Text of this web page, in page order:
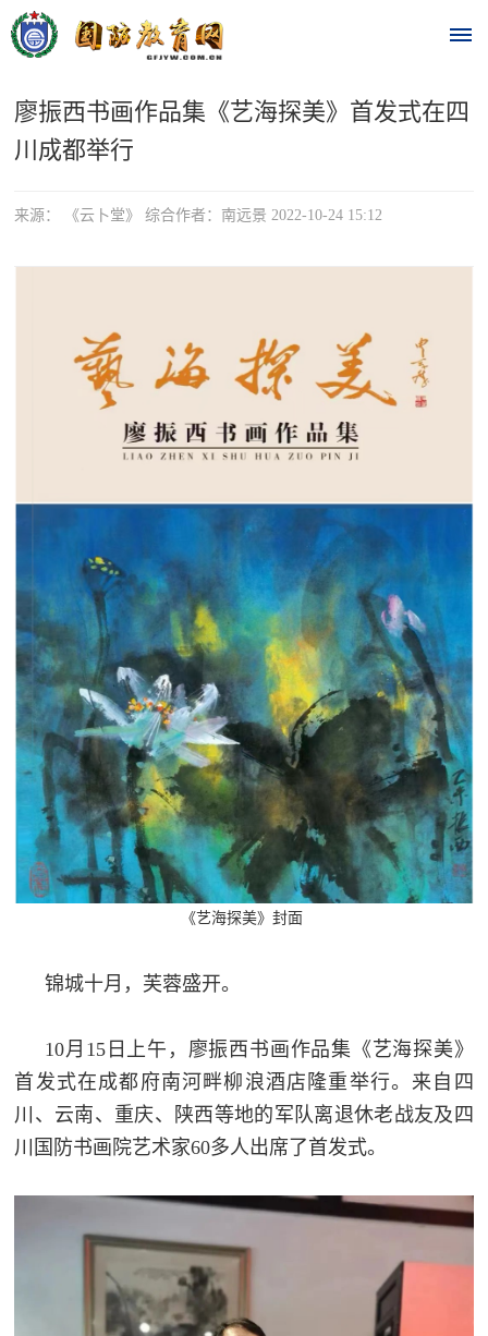
首
时
闻
时
要
热
点
点
追
踪
国
防
法
规
国
防
法
规
国
防
知
防
识
国
全
民
子
兵
子
弟
兵
国
防
廖振西书画作品集《艺海探美》首发式在四
川成都举行
来源： 《云卜堂》 综合作者：南远景 2022-10-24 15:12
《艺海探美》封面
锦城十月，芙蓉盛开。
10月15日上午，廖振西书画作品集《艺海探美》
首发式在成都府南河畔柳浪酒店隆重举行。来自四
川、云南、重庆、陕西等地的军队离退休老战友及四
川国防书画院艺术家60多人出席了首发式。